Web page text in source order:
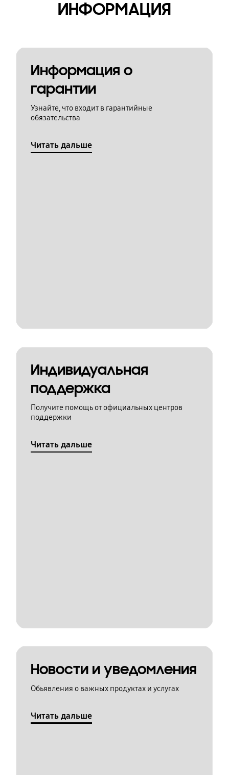
ИНФОРМАЦИЯ
Информация о
гарантии
Узнайте, что входит в гарантийные
обязательства
Читать дальше
Индивидуальная
поддержка
Получите помощь от официальных центров
поддержки
Читать дальше
Новости и уведомления
Обьявления о важных продуктах и услугах
Читать дальше